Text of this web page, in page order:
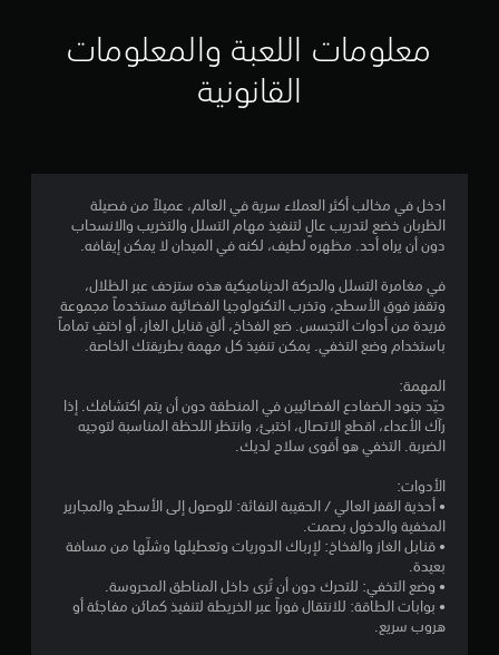
معلومات اللعبة والمعلومات
القانونية
ادخل في مخالب أكثر العملاء سرية في العالم، عميلاً من فصيلة
الظربان خضع لتدريب عالٍ لتنفيذ مهام التسلل والتخريب والانسحاب
دون أن يراه أحد. مظهره لطيف، لكنه في الميدان لا يمكن إيقافه.
في مغامرة التسلل والحركة الديناميكية هذه ستزحف عبر الظلال،
وتقفز فوق الأسطح، وتخرب التكنولوجيا الفضائية مستخدماً مجموعة
فريدة من أدوات التجسس. ضع الفخاخ، ألقِ قنابل الغاز، أو اختفِ تماماً
باستخدام وضع التخفي. يمكن تنفيذ كل مهمة بطريقتك الخاصة.
المهمة:
حيّد جنود الضفادع الفضائيين في المنطقة دون أن يتم اكتشافك. إذا
رآك الأعداء، اقطع الاتصال، اختبئ، وانتظر اللحظة المناسبة لتوجيه
الضربة. التخفي هو أقوى سلاح لديك.
الأدوات:
• أحذية القفز العالي / الحقيبة النفاثة: للوصول إلى الأسطح والمجارير
المخفية والدخول بصمت.
• قنابل الغاز والفخاخ: لإرباك الدوريات وتعطيلها وشلّها من مسافة
بعيدة.
• وضع التخفي: للتحرك دون أن تُرى داخل المناطق المحروسة.
• بوابات الطاقة: للانتقال فوراً عبر الخريطة لتنفيذ كمائن مفاجئة أو
هروب سريع.